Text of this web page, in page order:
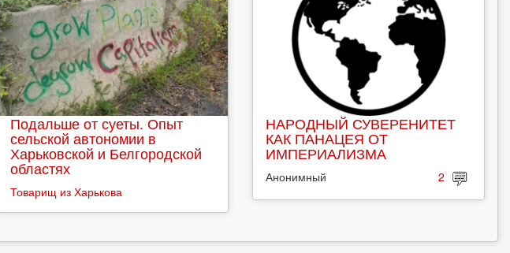
Подальше от суеты. Опыт
сельской автономии в
Харьковской и Белгородской
областях
Товарищ из Харькова
НАРОДНЫЙ СУВЕРЕНИТЕТ
КАК ПАНАЦЕЯ ОТ
ИМПЕРИАЛИЗМА
Анонимный 2